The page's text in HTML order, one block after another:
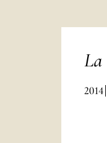
La
2014